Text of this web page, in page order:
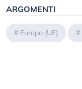
ARGOMENTI
# Europa (UE) #